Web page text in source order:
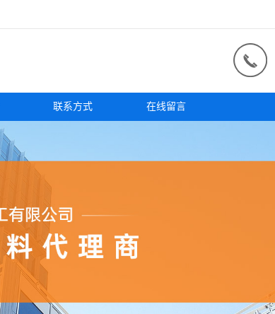
联系方式 在线留言